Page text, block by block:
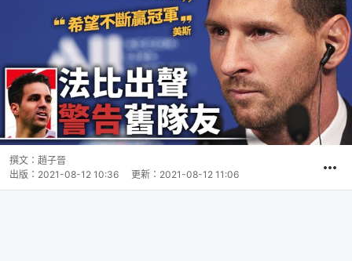
撰文： 趙子晉
出版： 2021-08-12 10:36 更新： 2021-08-12 11:06